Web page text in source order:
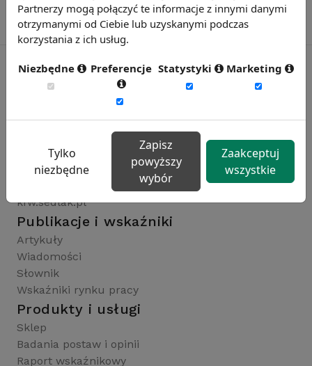
Rynekpracy.pl
sedlak.pl
raportyplacowe.pl
badaniaHR.pl
kfw.sedlak.pl
Publikacje i wskaźniki
Artykuły
Wiadomości
Słownik
Wskaźniki rynku pracy
Produkty i usługi
Sklep
Badania postaw i opinii
Raport wskaźnikowy
Partnerzy mogą połączyć te informacje z innymi danymi
otrzymanymi od Ciebie lub uzyskanymi podczas
korzystania z ich usług.
Niezbędne Preferencje Statystyki Marketing
Tylko
niezbędne
Zapisz
powyższy
wybór
Zaakceptuj
wszystkie